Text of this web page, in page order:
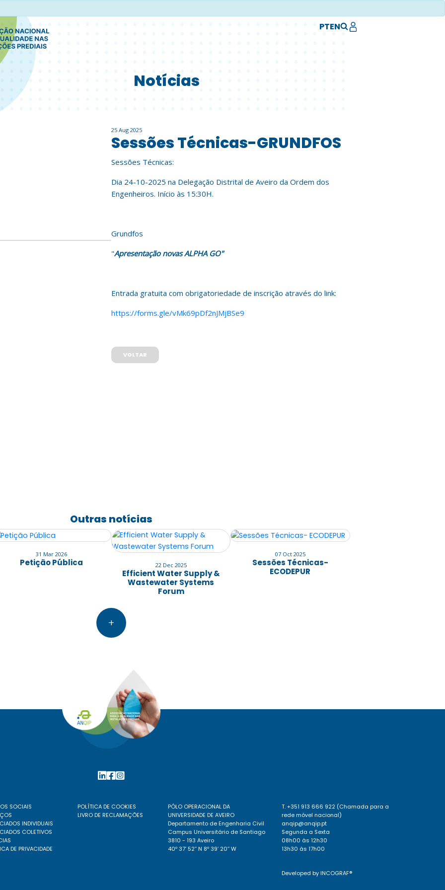
Notícias
PTEN
25 Aug 2025
Sessões Técnicas-GRUNDFOS
Sessões Técnicas:
Dia 24-10-2025 na Delegação Distrital de Aveiro da Ordem dos
Engenheiros. Início às 15:30H.
Grundfos
"Apresentação novas ALPHA GO"
Entrada gratuita com obrigatoriedade de inscrição através do link:
https://forms.gle/vMk69pDf2nJMjBSe9
VOLTAR
Outras notícias
31 Mar 2026
Petição Pública 22 Dec 2025
Efficient Water Supply &
Wastewater Systems
Forum
07 Oct 2025
Sessões Técnicas-
ECODEPUR
+
SOCIAIS
INDIVIDUAIS
COLETIVOS
DE PRIVACIDADE
POLÍTICA DE COOKIES
LIVRO DE RECLAMAÇÕES
PÓLO OPERACIONAL DA
UNIVERSIDADE DE AVEIRO
Departamento de Engenharia Civil
Campus Universitário de Santiago
3810 - 193 Aveiro
40º 37’ 52’’ N 8º 39’ 20’’ W
T. +351 913 666 922 (Chamada para a
rede móvel nacional)
anqip@anqip.pt
Segunda a Sexta
08h00 às 12h30
13h30 às 17h00
Developed byINCOGRAF®